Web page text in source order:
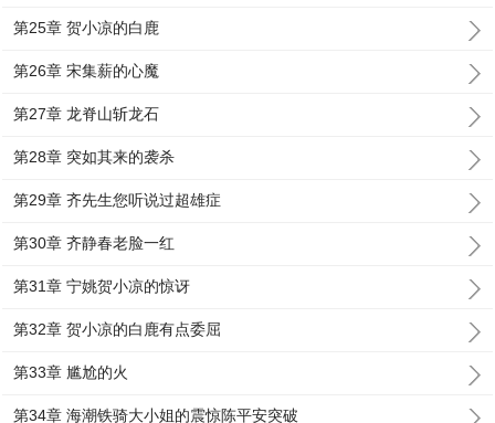
第25章 贺小凉的白鹿
第26章 宋集薪的心魔
第27章 龙脊山斩龙石
第28章 突如其来的袭杀
第29章 齐先生您听说过超雄症
第30章 齐静春老脸一红
第31章 宁姚贺小凉的惊讶
第32章 贺小凉的白鹿有点委屈
第33章 尴尬的火
第34章 海潮铁骑大小姐的震惊陈平安突破